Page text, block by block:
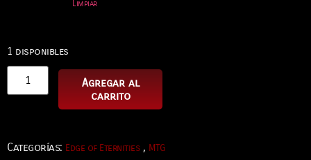
Limpiar
1 disponibles
Agregar al
carrito
Categorías: Edge of Eternities , MTG